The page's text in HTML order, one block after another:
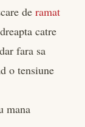
de ramat
catre
fara sa
o tensiune
mana